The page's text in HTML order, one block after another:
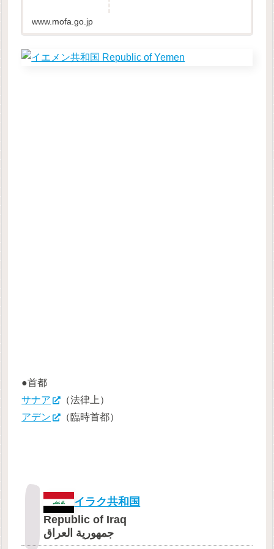
www.mofa.go.jp
●首都
サナア
（法律上）
アデン
（臨時首都）
イラク共和国
Republic of Iraq
جمهورية العراق